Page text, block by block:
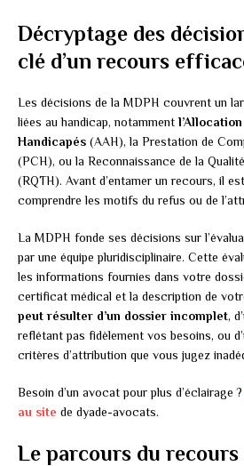
Décryptage des
clé d’un recours
Les décisions de la MDPH couvrent un
liées au handicap, notamment
Handicapés (AAH), la Prestation de
(PCH), ou la Reconnaissance de la
(RQTH). Avant d’entamer un recours, il
comprendre les motifs du refus ou de
La MDPH fonde ses décisions sur
par une équipe pluridisciplinaire. Cette
les informations fournies dans votre
certificat médical et la description de
peut résulter d’un dossier incomplet,
reflétant pas fidèlement vos besoins, ou
critères d’attribution que vous jugez
Besoin d’un avocat pour plus d’éclairage ?
au site de dyade-avocats.
Le parcours du recours